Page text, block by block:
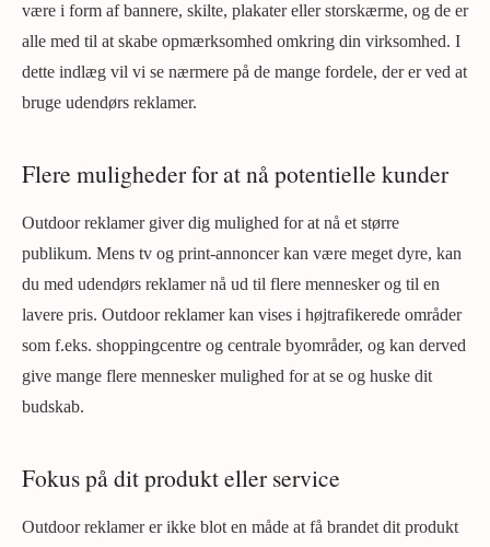
være i form af bannere, skilte, plakater eller storskærme, og de er
alle med til at skabe opmærksomhed omkring din virksomhed. I
dette indlæg vil vi se nærmere på de mange fordele, der er ved at
bruge udendørs reklamer.
Flere muligheder for at nå potentielle kunder
Outdoor reklamer giver dig mulighed for at nå et større
publikum. Mens tv og print-annoncer kan være meget dyre, kan
du med udendørs reklamer nå ud til flere mennesker og til en
lavere pris. Outdoor reklamer kan vises i højtrafikerede områder
som f.eks. shoppingcentre og centrale byområder, og kan derved
give mange flere mennesker mulighed for at se og huske dit
budskab.
Fokus på dit produkt eller service
Outdoor reklamer er ikke blot en måde at få brandet dit produkt